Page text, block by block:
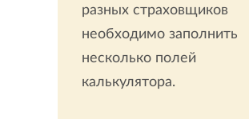
разных страховщиков
необходимо заполнить
несколько полей
калькулятора.